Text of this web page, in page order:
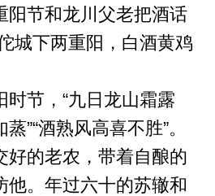
阳节和龙川父老把酒话
城下两重阳，白酒黄鸡
节，“九日龙山霜露
”“酒熟风高喜不胜”。
好的老农，带着自酿的
他。年过六十的苏辙和